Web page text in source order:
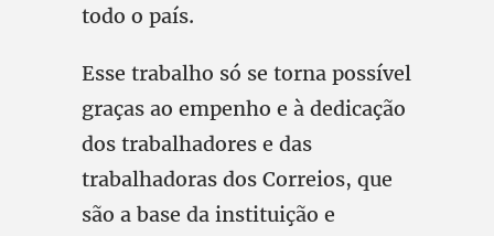
todo o país.
Esse trabalho só se torna possível
graças ao empenho e à dedicação
dos trabalhadores e das
trabalhadoras dos Correios, que
são a base da instituição e